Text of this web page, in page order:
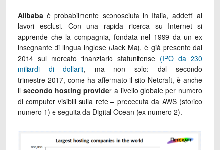
Alibabaè probabilmente sconosciuta in Italia, addetti ai
lavori esclusi. Con una rapida ricerca su Internet si
apprende che la compagnia, fondata nel 1999 da un ex
insegnante di lingua inglese (Jack Ma), è già presente dal
2014 sul mercato finanziario statunitense (IPO da 230
miliardi di dollari), ma non solo: dal secondo
trimestre 2017, come ha affermato il sito Netcraft, è anche
il secondo hosting providera livello globale per numero
di computer visibili sulla rete – preceduta da AWS (storico
numero 1) e seguita da Digital Ocean (ex numero 2).